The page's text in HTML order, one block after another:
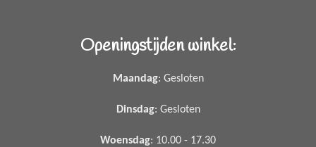
Openingstijden winkel:
Maandag: Gesloten
Dinsdag: Gesloten
Woensdag: 10.00 - 17.30